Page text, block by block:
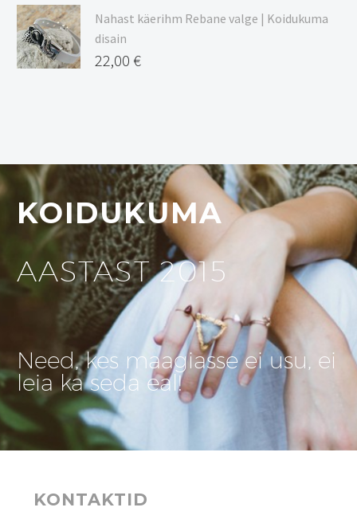
Nahast käerihm Rebane valge | Koidukuma
disain
22,00 €
KOIDUKUMA
AASTAST 2015
Need, kes maagiasse ei usu, ei
leia ka seda eal!
KONTAKTID